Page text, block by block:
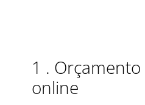
1 . Orçamento
online​